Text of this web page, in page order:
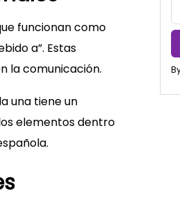
funcionan como
a”. Estas
la comunicación.
una tiene un
elementos dentro